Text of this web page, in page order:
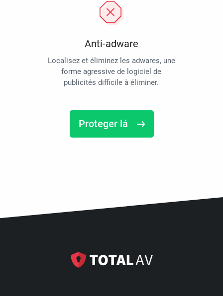
Anti-adware
Localisez et éliminez les adwares, une
forme agressive de logiciel de
publicités difficile à éliminer.
Proteger lá